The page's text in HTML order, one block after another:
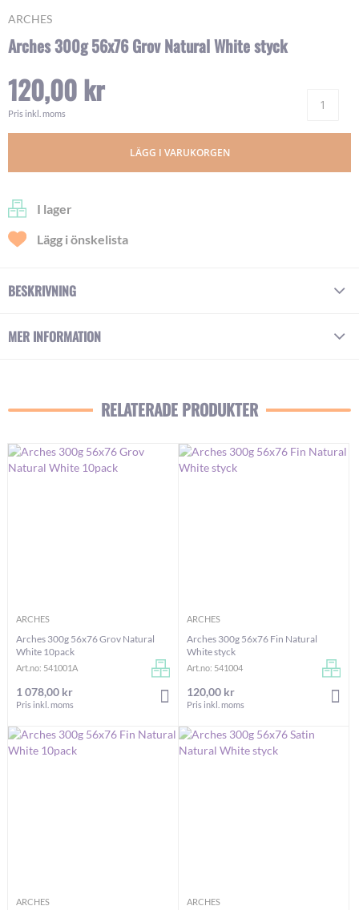
ARCHES
Arches 300g 56x76 Grov Natural White styck
120,00 kr
Pris inkl. moms
LÄGG I VARUKORGEN
I lager
Lägg i önskelista
Skip
the
of
the
images
BESKRIVNING
MER INFORMATION
RELATERADE PRODUKTER
ARCHES
Arches 300g 56x76 Grov Natural
White 10pack
Art.no: 541001A
1 078,00 kr
Pris inkl. moms
LÄGG I VARUKORGEN
ARCHES
Arches 300g 56x76 Fin Natural
White styck
Art.no: 541004
120,00 kr
Pris inkl. moms
ARCHES ARCHES